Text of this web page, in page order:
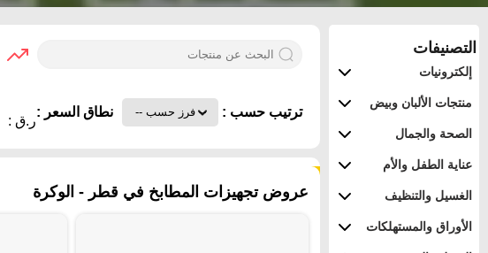
التصنيفات
إلكترونيات
منتجات الألبان وبيض
الصحة والجمال
عناية الطفل والأم
الغسيل والتنظيف
الأوراق والمستهلكات
ترتيب حسب : نطاق السعر :
ر.ق :
عروض تجهيزات المطابخ في قطر - الوكرة